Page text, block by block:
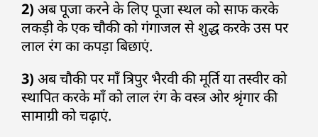
2) अब पूजा करने के लिए पूजा स्थल को साफ करके
लकड़ी के एक चौकी को गंगाजल से शुद्ध करके उस पर
लाल रंग का कपड़ा बिछाएं.
3) अब चौकी पर माँ त्रिपुर भैरवी की मूर्ति या तस्वीर को
स्थापित करके माँ को लाल रंग के वस्त्र ओर श्रृंगार की
सामाग्री को चढ़ाएं.